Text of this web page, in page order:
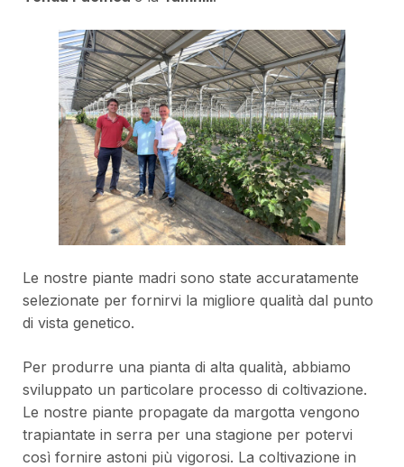
Le nostre piante madri sono state accuratamente
selezionate per fornirvi la migliore qualità dal punto
di vista genetico.
Per produrre una pianta di alta qualità, abbiamo
sviluppato un particolare processo di coltivazione.
Le nostre piante propagate da margotta vengono
trapiantate in serra per una stagione per potervi
così fornire astoni più vigorosi. La coltivazione in